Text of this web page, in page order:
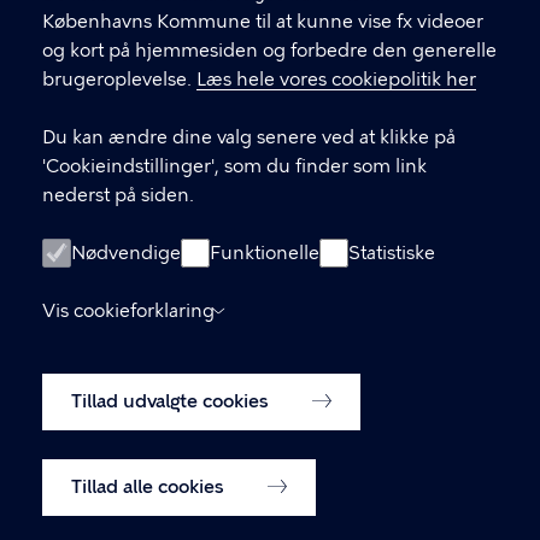
Københavns Kommune til at kunne vise fx videoer
og kort på hjemmesiden og forbedre den generelle
brugeroplevelse. Læs hele vores cookiepolitik her
Du kan ændre dine valg senere ved at klikke på
'Cookieindstillinger', som du finder som link
nederst på siden.
Nødvendige Funktionelle Statistiske
Vis cookieforklaring
Tillad udvalgte cookies
Tillad alle cookies
LINKS
Kontakt og FAQ
Ordensregler
Handelsbetingelser for billetkøb
Tilgængelighedserklæring
Cookiepolitik
Cookieindstillinger